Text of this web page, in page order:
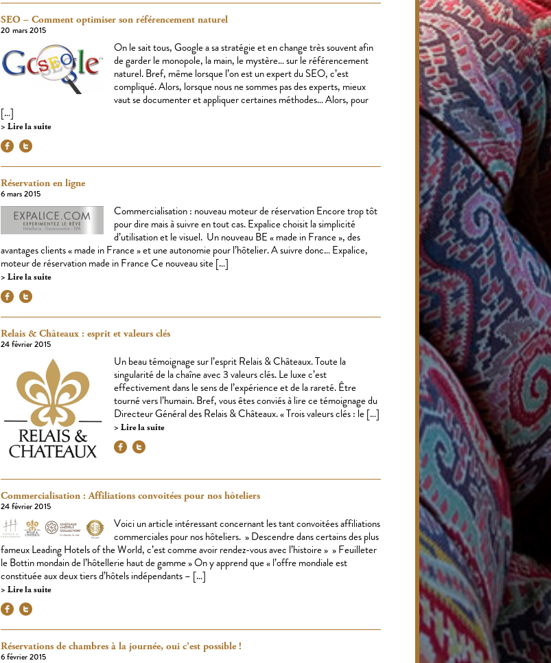
SEO – Comment optimiser son référencement naturel
20 mars 2015
On le sait tous, Google a sa stratégie et en change très souvent afin
de garder le monopole, la main, le mystère… sur le référencement
naturel. Bref, même lorsque l’on est un expert du SEO, c’est
compliqué. Alors, lorsque nous ne sommes pas des experts, mieux
vaut se documenter et appliquer certaines méthodes… Alors, pour
[…]
Lire la suite
Réservation en ligne
6 mars 2015
Commercialisation : nouveau moteur de réservation Encore trop tôt
pour dire mais à suivre en tout cas. Expalice choisit la simplicité
d’utilisation et le visuel. Un nouveau BE « made in France », des
avantages clients « made in France » et une autonomie pour l’hôtelier. A suivre donc… Expalice,
moteur de réservation made in France Ce nouveau site […]
Lire la suite
Relais & Châteaux : esprit et valeurs clés
24 février 2015
Un beau témoignage sur l’esprit Relais & Châteaux. Toute la
singularité de la chaîne avec 3 valeurs clés. Le luxe c’est
effectivement dans le sens de l’expérience et de la rareté. Être
tourné vers l’humain. Bref, vous êtes conviés à lire ce témoignage du
Directeur Général des Relais & Châteaux. « Trois valeurs clés : le […]
Lire la suite
Commercialisation : Affiliations convoitées pour nos hôteliers
24 février 2015
Voici un article intéressant concernant les tant convoitées affiliations
commerciales pour nos hôteliers. » Descendre dans certains des plus
fameux Leading Hotels of the World, c’est comme avoir rendez-vous avec l’histoire » » Feuilleter
le Bottin mondain de l’hôtellerie haut de gamme » On y apprend que « l’offre mondiale est
constituée aux deux tiers d’hôtels indépendants – […]
Lire la suite
Réservations de chambres à la journée, oui c’est possible !
6 février 2015